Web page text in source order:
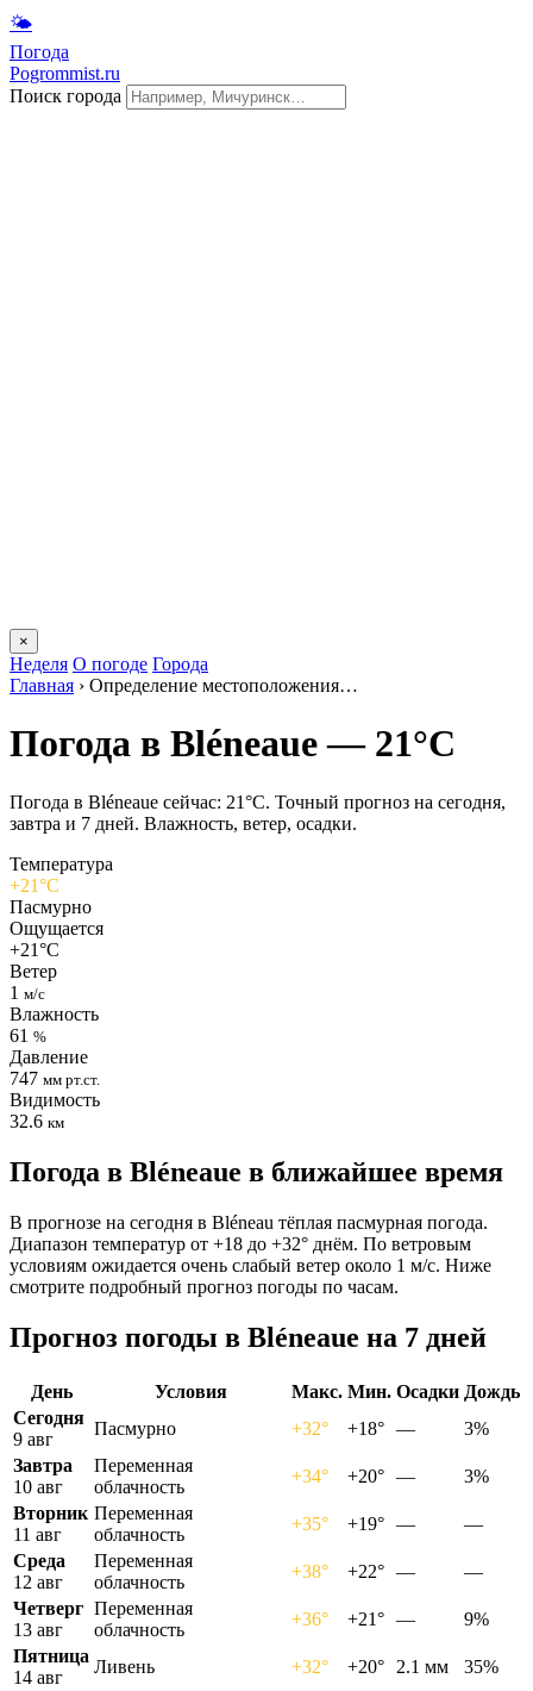
🌤
Погода
Pogrommist.ru
Поиск города
×
Неделя О погоде Города
Главная › Определение местоположения…
Погода в Bléneauе — 21°C
Погода в Bléneauе сейчас: 21°C. Точный прогноз на сегодня,
завтра и 7 дней. Влажность, ветер, осадки.
Температура
+21°C
Пасмурно
Ощущается
+21°C
Ветер
1 м/с
Влажность
61 %
Давление
747 мм рт.ст.
Видимость
32.6 км
Погода в Bléneauе в ближайшее время
В прогнозе на сегодня в Bléneau тёплая пасмурная погода.
Диапазон температур от +18 до +32° днём. По ветровым
условиям ожидается очень слабый ветер около 1 м/с. Ниже
смотрите подробный прогноз погоды по часам.
Прогноз погоды в Bléneauе на 7 дней
День Условия Макс. Мин. Осадки Дождь
Сегодня
9 авг
Пасмурно +32° +18° —
3%
Завтра
10 авг
Переменная
облачность
+34° +20° —
3%
Вторник
11 авг
Переменная
облачность
+35° +19° —
—
Среда
12 авг
Переменная
облачность
+38° +22° —
—
Четверг
13 авг
Переменная
облачность
+36° +21° —
9%
Пятница
14 авг
Ливень +32° +20° 2.1 мм
35%